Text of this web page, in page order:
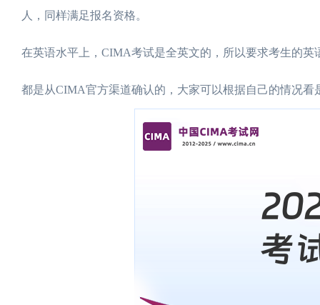
人，同样满足报名资格。
在英语水平上，CIMA考试是全英文的，所以要求考生的
都是从CIMA官方渠道确认的，大家可以根据自己的情况看